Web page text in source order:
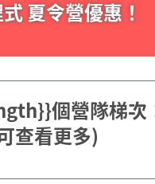
夏令營優惠！
個營隊梯次
查看更多)